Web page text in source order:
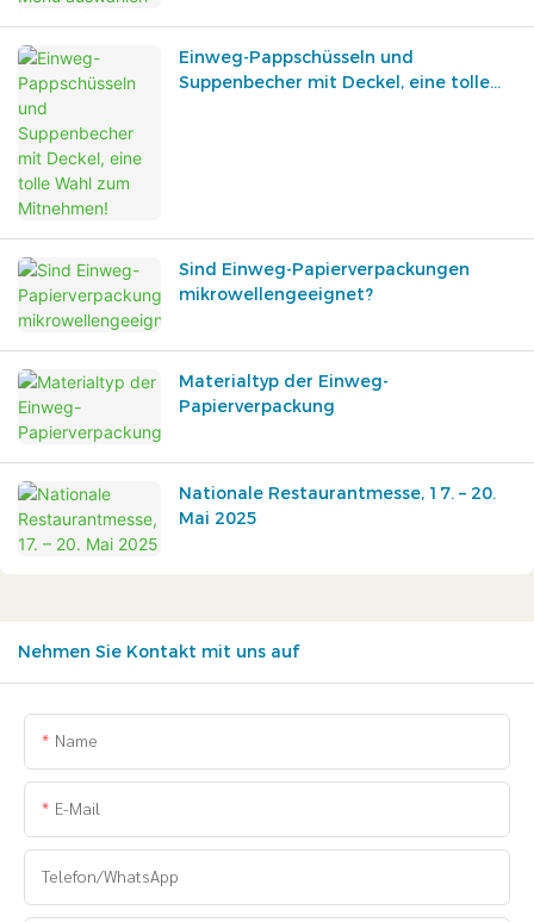
Einweg-Pappschüsseln und
Suppenbecher mit Deckel, eine tolle
Sind Einweg-Papierverpackungen
mikrowellengeeignet?
Materialtyp der Einweg-
Papierverpackung
Nationale Restaurantmesse, 17. – 20.
Mai 2025
Nehmen Sie Kontakt mit uns auf
Name
E-Mail
Telefon/WhatsApp